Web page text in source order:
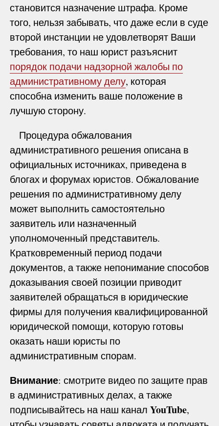
становится назначение штрафа. Кроме
того, нельзя забывать, что даже если в суде
второй инстанции не удовлетворят Ваши
требования, то наш юрист разъяснит
порядок подачи надзорной жалобы по
административному делу, которая
способна изменить ваше положение в
лучшую сторону.
Процедура обжалования
административного решения описана в
официальных источниках, приведена в
блогах и форумах юристов. Обжалование
решения по административному делу
может выполнить самостоятельно
заявитель или назначенный
уполномоченный представитель.
Кратковременный период подачи
документов, а также непонимание способов
доказывания своей позиции приводит
заявителей обращаться в юридические
фирмы для получения квалифицированной
юридической помощи, которую готовы
оказать наши юристы по
административным спорам.
Внимание: смотрите видео по защите прав
в административных делах, а также
подписывайтесь на наш канал YouTube,